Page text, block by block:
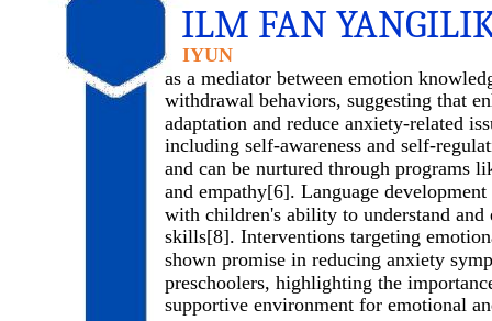
ILM FAN
IYUN
as a mediator between emotion
withdrawal behaviors, suggesting that
adaptation and reduce anxiety-related
including self-awareness and self-
and can be nurtured through programs
and empathy[6]. Language
with children's ability to understand and
skills[8]. Interventions targeting
shown promise in reducing anxiety
preschoolers, highlighting the
supportive environment for emotional